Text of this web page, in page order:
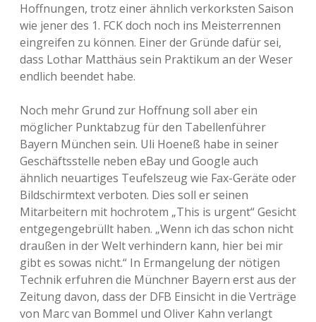
Hoffnungen, trotz einer ähnlich verkorksten Saison
wie jener des 1. FCK doch noch ins Meisterrennen
eingreifen zu können. Einer der Gründe dafür sei,
dass Lothar Matthäus sein Praktikum an der Weser
endlich beendet habe.
Noch mehr Grund zur Hoffnung soll aber ein
möglicher Punktabzug für den Tabellenführer
Bayern München sein. Uli Hoeneß habe in seiner
Geschäftsstelle neben eBay und Google auch
ähnlich neuartiges Teufelszeug wie Fax-Geräte oder
Bildschirmtext verboten. Dies soll er seinen
Mitarbeitern mit hochrotem „This is urgent“ Gesicht
entgegengebrüllt haben. „Wenn ich das schon nicht
draußen in der Welt verhindern kann, hier bei mir
gibt es sowas nicht.“ In Ermangelung der nötigen
Technik erfuhren die Münchner Bayern erst aus der
Zeitung davon, dass der DFB Einsicht in die Verträge
von Marc van Bommel und Oliver Kahn verlangt